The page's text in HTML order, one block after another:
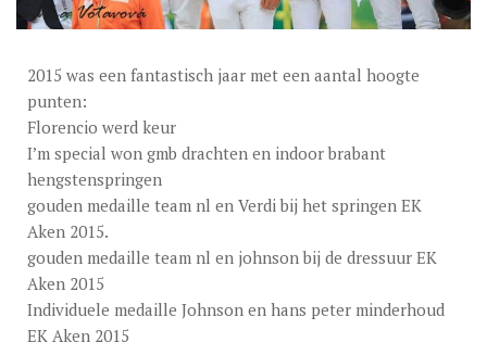
DEKGELDEN
EU-STATION
ICSI
ALGEMENE VOORWAARDEN
MERRIEBEGELEIDING
BESTELFORMULIER
NIEUWS
2015 was een fantastisch jaar met een aantal hoogte
punten:
Florencio werd keur
I’m special won gmb drachten en indoor brabant
hengstenspringen
gouden medaille team nl en Verdi bij het springen EK
Aken 2015.
gouden medaille team nl en johnson bij de dressuur EK
Aken 2015
Individuele medaille Johnson en hans peter minderhoud
EK Aken 2015